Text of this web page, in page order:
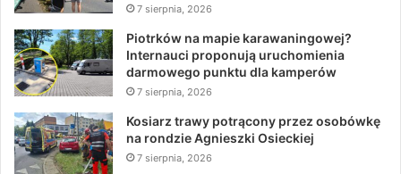
7 sierpnia, 2026
Piotrków na mapie karawaningowej?
Internauci proponują uruchomienia
darmowego punktu dla kamperów
7 sierpnia, 2026
Kosiarz trawy potrącony przez osobówkę
na rondzie Agnieszki Osieckiej
7 sierpnia, 2026